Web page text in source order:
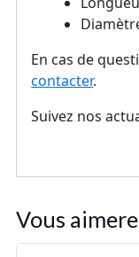
En cas de
contacter.
Suivez nos
Vous